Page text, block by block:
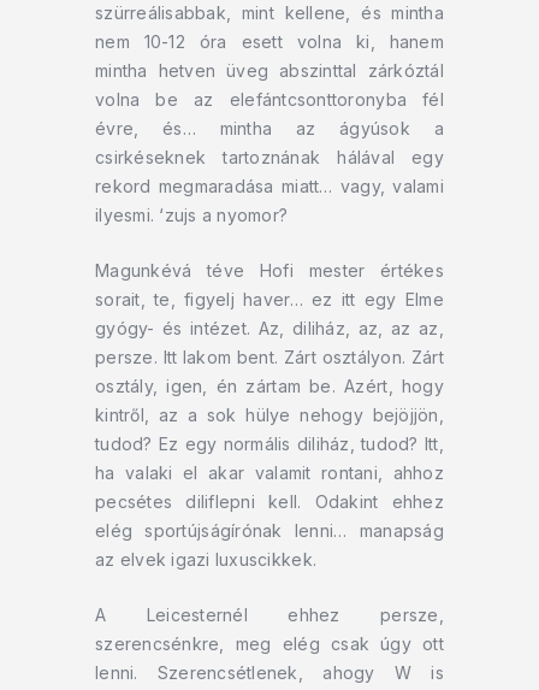
szürreálisabbak, mint kellene, és mintha
nem 10-12 óra esett volna ki, hanem
mintha hetven üveg abszinttal zárkóztál
volna be az elefántcsonttoronyba fél
évre, és… mintha az ágyúsok a
csirkéseknek tartoznának hálával egy
rekord megmaradása miatt… vagy, valami
ilyesmi. ‘zujs a nyomor?
Magunkévá téve Hofi mester értékes
sorait, te, figyelj haver… ez itt egy Elme
gyógy- és intézet. Az, diliház, az, az az,
persze. Itt lakom bent. Zárt osztályon. Zárt
osztály, igen, én zártam be. Azért, hogy
kintről, az a sok hülye nehogy bejöjjön,
tudod? Ez egy normális diliház, tudod? Itt,
ha valaki el akar valamit rontani, ahhoz
pecsétes diliflepni kell. Odakint ehhez
elég sportújságírónak lenni… manapság
az elvek igazi luxuscikkek.
A Leicesternél ehhez persze,
szerencsénkre, meg elég csak úgy ott
lenni. Szerencsétlenek, ahogy W is